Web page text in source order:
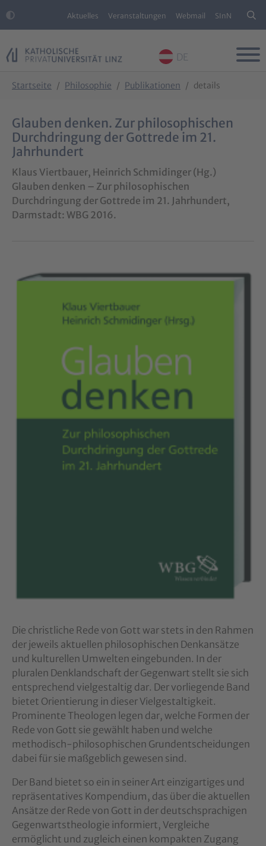
Aktuelles Veranstaltungen Webmail SInN
DE
Startseite Philosophie Publikationen details
Glauben denken. Zur philosophischen
Durchdringung der Gottrede im 21.
Jahrhundert
Klaus Viertbauer, Heinrich Schmidinger (Hg.)
Glauben denken – Zur philosophischen
Durchdringung der Gottrede im 21. Jahrhundert,
Darmstadt: WBG 2016.
Die christliche Rede von Gott war stets in den Rahmen
der jeweils aktuellen philosophischen Denkansätze
und kulturellen Umwelten eingebunden. In der
pluralen Denklandschaft der Gegenwart stellt sie sich
entsprechend vielgestaltig dar. Der vorliegende Band
bietet Orientierung in dieser Vielgestaltigkeit.
Prominente Theologen legen dar, welche Formen der
Rede von Gott sie gewählt haben und welche
methodisch-philosophischen Grundentscheidungen
dabei für sie maßgeblich gewesen sind.
Der Band bietet so ein in seiner Art einzigartiges und
repräsentatives Kompendium, das über die aktuellen
Ansätze der Rede von Gott in der deutschsprachigen
Gegenwartstheologie informiert, Vergleiche
ermöglicht und zugleich einen kompakten Zugang